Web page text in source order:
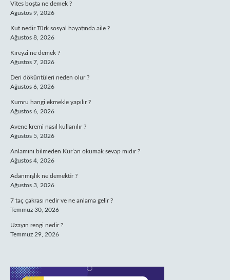
Vites boşta ne demek ?
Ağustos 9, 2026
Kut nedir Türk sosyal hayatında aile ?
Ağustos 8, 2026
Kıreyzi ne demek ?
Ağustos 7, 2026
Deri döküntüleri neden olur ?
Ağustos 6, 2026
Kumru hangi ekmekle yapılır ?
Ağustos 6, 2026
Avene kremi nasıl kullanılır ?
Ağustos 5, 2026
Anlamını bilmeden Kur’an okumak sevap mıdır ?
Ağustos 4, 2026
Adanmışlık ne demektir ?
Ağustos 3, 2026
7 taç çakrası nedir ve ne anlama gelir ?
Temmuz 30, 2026
Uzayın rengi nedir ?
Temmuz 29, 2026